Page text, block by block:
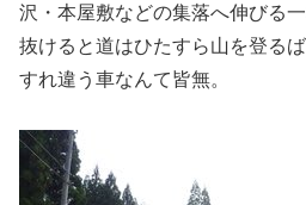
沢・本屋敷などの集落へ伸びる
抜けると道はひたすら山を登る
すれ違う車なんて皆無。